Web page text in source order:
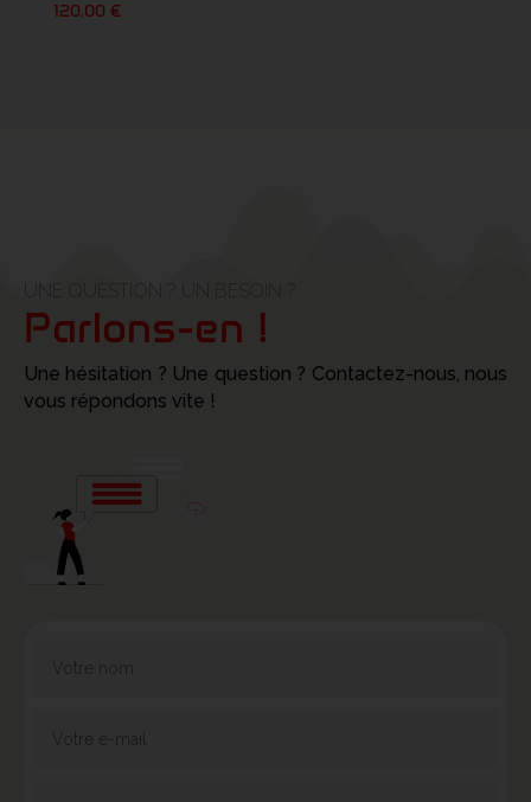
120,00 €
Parlons-en !
Une hésitation ? Une question ? Contactez-nous, nous
vous répondons vite !